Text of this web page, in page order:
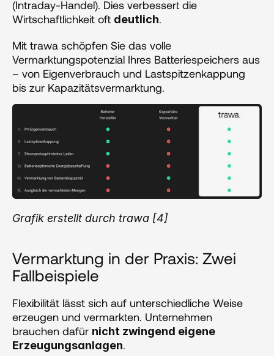
(Intraday-Handel). Dies verbessert die
Wirtschaftlichkeit oft deutlich.
Mit trawa schöpfen Sie das volle
Vermarktungspotenzial Ihres Batteriespeichers aus
– von Eigenverbrauch und Lastspitzenkappung
bis zur Kapazitätsvermarktung.
Grafik erstellt durch trawa [4]
Vermarktung in der Praxis: Zwei
Fallbeispiele
Flexibilität lässt sich auf unterschiedliche Weise
erzeugen und vermarkten. Unternehmen
brauchen dafür nicht zwingend eigene
Erzeugungsanlagen.